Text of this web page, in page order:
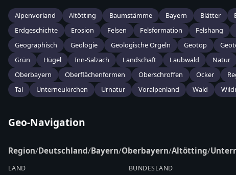
Alpenvorland Altötting Baumstämme Bayern Blätter
Erdgeschichte
Erosion Felsen Felsformation Felshang
Geographisch
Geologie Geologische Orgeln Geotop
Grün
Hügel Inn-Salzach Landschaft Laubwald Natur
Oberbayern
Oberflächenformen Oberschroffen Ocker
Tal
Unterneukirchen Urnatur Voralpenland Wald
Geo-Navigation
Region/Deutschland/Bayern/Oberbayern/Altötting/
LAND BUNDESLAND